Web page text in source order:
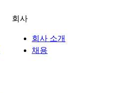
회사
회사 소개
채용